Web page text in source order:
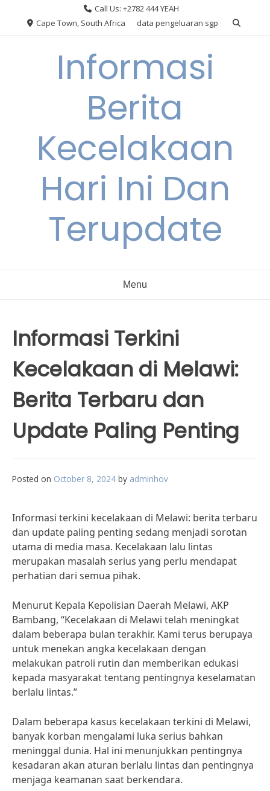
Call Us: +2782 444 YEAH
Cape Town, South Africa
data pengeluaran sgp
Informasi
Berita
Kecelakaan
Hari Ini Dan
Terupdate
Menu
Informasi Terkini
Kecelakaan di Melawi:
Berita Terbaru dan
Update Paling Penting
Posted on October 8, 2024 by adminhov
Informasi terkini kecelakaan di Melawi: berita terbaru
dan update paling penting sedang menjadi sorotan
utama di media masa. Kecelakaan lalu lintas
merupakan masalah serius yang perlu mendapat
perhatian dari semua pihak.
Menurut Kepala Kepolisian Daerah Melawi, AKP
Bambang, “Kecelakaan di Melawi telah meningkat
dalam beberapa bulan terakhir. Kami terus berupaya
untuk menekan angka kecelakaan dengan
melakukan patroli rutin dan memberikan edukasi
kepada masyarakat tentang pentingnya keselamatan
berlalu lintas.”
Dalam beberapa kasus kecelakaan terkini di Melawi,
banyak korban mengalami luka serius bahkan
meninggal dunia. Hal ini menunjukkan pentingnya
kesadaran akan aturan berlalu lintas dan pentingnya
menjaga keamanan saat berkendara.